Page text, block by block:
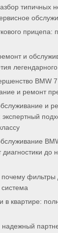
типичных
прицепа:
и
BMW
и ремонт
и
до
почему
в квартире: